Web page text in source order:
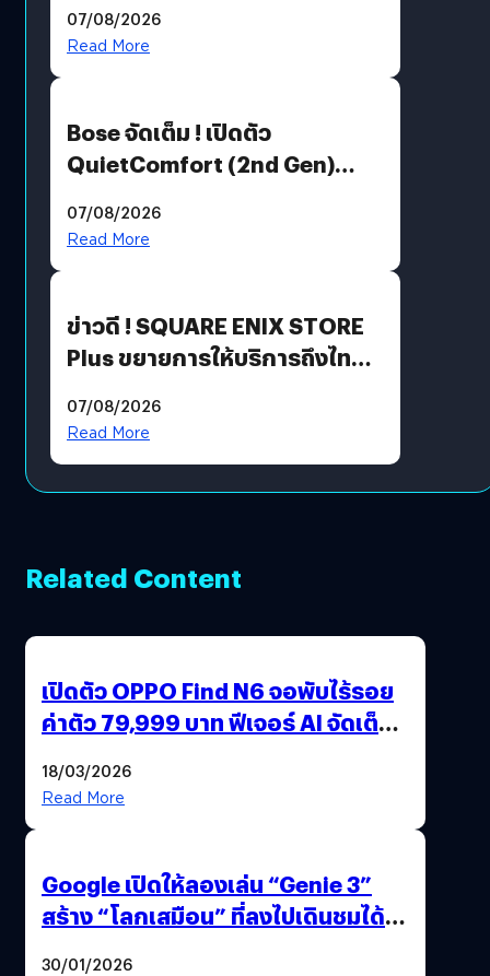
มีภาษาไทยด้วย
07/08/2026
Read More
Bose จัดเต็ม ! เปิดตัว
QuietComfort (2nd Gen)
07/08/2026
Read More
ข่าวดี ! SQUARE ENIX STORE
Plus ขยายการให้บริการถึงไทย
โดยตรง
07/08/2026
Read More
Related Content
เปิดตัว OPPO Find N6 จอพับไร้รอย
ค่าตัว 79,999 บาท ฟีเจอร์ AI จัดเต็ม
18/03/2026
Read More
Google เปิดให้ลองเล่น “Genie 3”
สร้าง “โลกเสมือน” ที่ลงไปเดินชมได้
30/01/2026